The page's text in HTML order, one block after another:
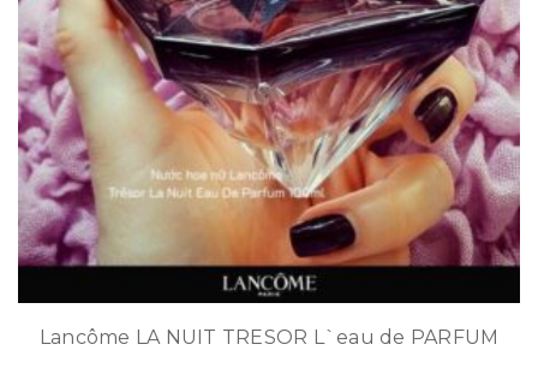
Lancôme LA NUIT TRESOR L`eau de PARFUM